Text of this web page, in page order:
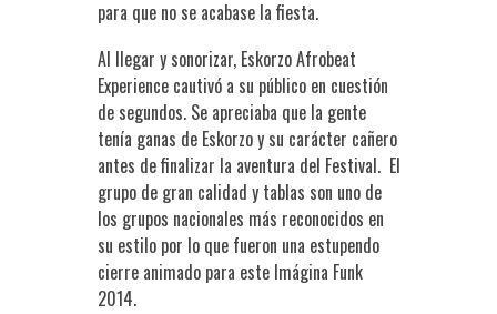
para que no se acabase la fiesta.
Al llegar y sonorizar, Eskorzo Afrobeat
Experience cautivó a su público en cuestión
de segundos. Se apreciaba que la gente
tenía ganas de Eskorzo y su carácter cañero
antes de finalizar la aventura del Festival. El
grupo de gran calidad y tablas son uno de
los grupos nacionales más reconocidos en
su estilo por lo que fueron una estupendo
cierre animado para este Imágina Funk
2014.